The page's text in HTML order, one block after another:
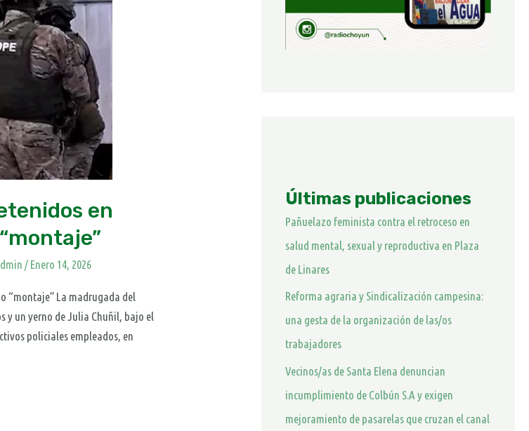
en
/ Enero 14, 2026
“montaje” La madrugada del
y un yerno de Julia Chuñil, bajo el
policiales empleados, en
Últimas publicaciones
Pañuelazo feminista contra el retroceso en
salud mental, sexual y reproductiva en Plaza
de Linares
Reforma agraria y Sindicalización campesina:
una gesta de la organización de las/os
trabajadores
Vecinos/as de Santa Elena denuncian
incumplimiento de Colbún S.A y exigen
mejoramiento de pasarelas que cruzan el canal